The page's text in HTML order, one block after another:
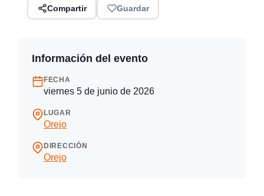
Compartir Guardar
Información del evento
FECHA
viernes 5 de junio de 2026
LUGAR
Orejo
DIRECCIÓN
Orejo